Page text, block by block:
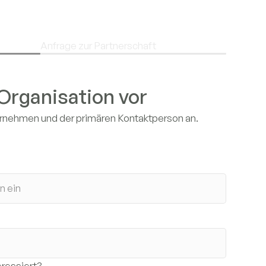
vor
und der primären Kontaktperson an.